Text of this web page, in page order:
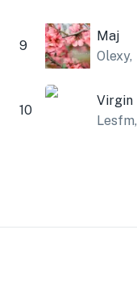
9
Maj
Olexy,
10
Virgin
Lesfm,